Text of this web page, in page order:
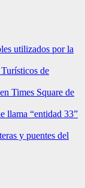
utilizados por la
de
Times Square de
llama “entidad 33”
y puentes del